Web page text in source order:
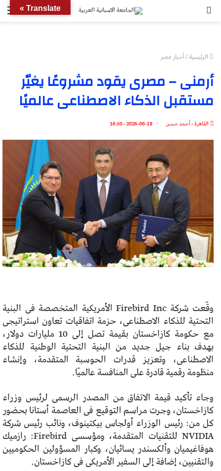
الرئيسية/أخبار مصر
أرمنى – مصرى يقود مشروعًا يغيّر
مستقبل الذكاء الاصطناعى عالميًا
القاهرة - أحمد حسن 2026-06-18 - 16:50
وقّعت شركة Firebird Inc الأمريكية المتخصصة فى البنية
التحتية للذكاء الاصطناعى، حزمة اتفاقيات تعاون استراتيجى
مع حكومة كازاخستان بقيمة تصل إلى 10 مليارات دولار،
بهدف بناء جيل جديد من البنية التحتية الوطنية للذكاء
الاصطناعى، وتعزيز قدرات الحوسبة المتقدمة، وإنشاء
منظومة رقمية قادرة على المنافسة عالميًا.
وجاء تأكيد قيمة الاتفاق من المصدر الرسمى لرئيس وزراء
كازاخستان، وجرت مراسم التوقيع فى العاصمة أستانا بحضور
كل من: رئيس الوزراء أولجاس بيكتينوف، ونائب رئيس شركة
NVIDIA للتقنيات المتقدمة، ومؤسسى Firebird: رازميك
هوفاغيميان وألكسندر يسائيان، وكبار المسؤولين الحكوميين
والتقنيين، إضافة إلى السفير الأمريكى فى كازاخستان.
Translate »